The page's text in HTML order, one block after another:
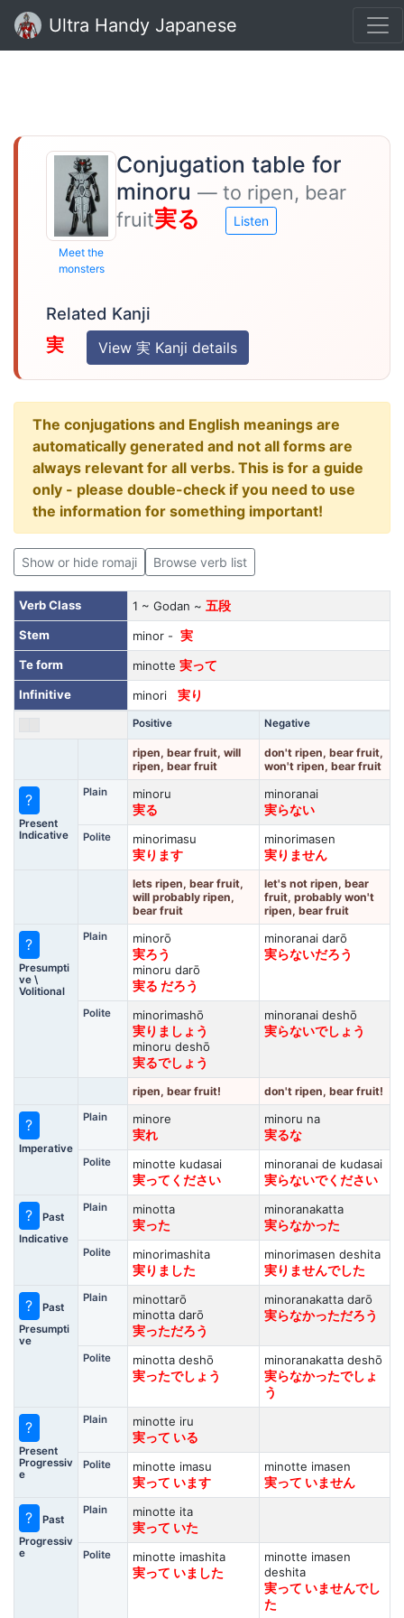
Ultra Handy Japanese
Meet the
monsters
Conjugation table for
minoru — to ripen, bear
fruit実る Listen
Related Kanji
実 View 実 Kanji details
The conjugations and English meanings are
automatically generated and not all forms are
always relevant for all verbs. This is for a guide
only - please double-check if you need to use
the information for something important!
Show or hide romaji Browse verb list
Verb Class 1 ~ Godan ~ 五段
Stem
minor - 実
Te form
minotte 実って
Infinitive
minori 実り
Positive Negative
ripen, bear fruit, will
ripen, bear fruit
don't ripen, bear fruit,
won't ripen, bear fruit
?
Present
Indicative
Plain
minoru
実る
minoranai
実らない
Polite
minorimasu
実ります
minorimasen
実りません
lets ripen, bear fruit,
will probably ripen,
bear fruit
let's not ripen, bear
fruit, probably won't
ripen, bear fruit
?
Presumpti
ve \
Volitional
Plain
minorō
実ろう
minoru darō
実る だろう
minoranai darō
実らないだろう
Polite
minorimashō
実りましょう
minoru deshō
実るでしょう
minoranai deshō
実らないでしょう
ripen, bear fruit! don't ripen, bear fruit!
?
Imperative
Plain
minore
実れ
minoru na
実るな
Polite
minotte kudasai
実ってください
minoranai de kudasai
実らないでください
?
Past
Indicative
Plain
minotta
実った
minoranakatta
実らなかった
Polite
minorimashita
実りました
minorimasen deshita
実りませんでした
?
Past
Presumpti
ve
Plain
minottarō
minotta darō
実っただろう
minoranakatta darō
実らなかっただろう
Polite
minotta deshō
実ったでしょう
minoranakatta deshō
実らなかったでしょ
う
?
Present
Progressiv
e
Plain
minotte iru
実って いる
Polite
minotte imasu
実って います
minotte imasen
実って いません
?
Past
Progressiv
e
Plain
minotte ita
実って いた
Polite
minotte imashita
実って いました
minotte imasen
deshita
実って いませんでし
た